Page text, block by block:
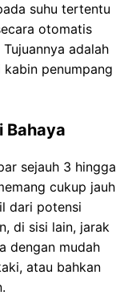
suhu tertentu
otomatis
adalah
penumpang
Bahaya
sejauh 3 hingga
cukup jauh
dari potensi
di sisi lain, jarak
dengan mudah
atau bahkan